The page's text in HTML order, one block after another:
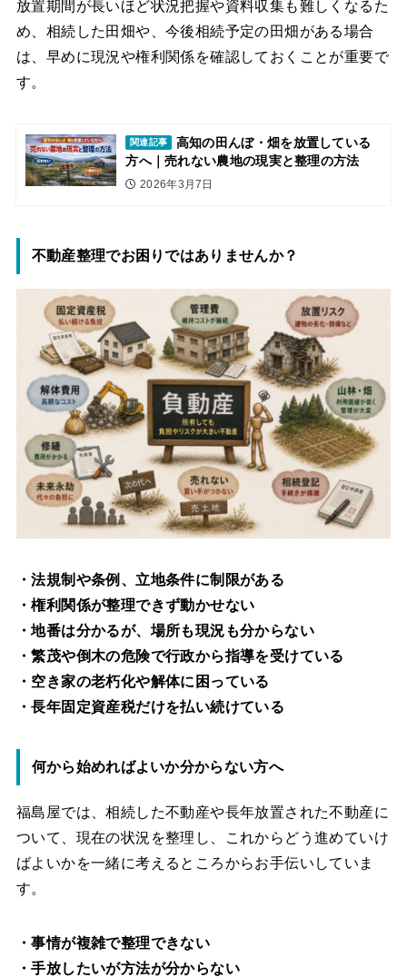
放置期間が長いほど状況把握や資料収集も難しくなるた
め、相続した田畑や、今後相続予定の田畑がある場合
は、早めに現況や権利関係を確認しておくことが重要で
す。
関連記事
高知の田んぼ・畑を放置している
方へ｜売れない農地の現実と整理の方法
2026年3月7日
不動産整理でお困りではありませんか？
・法規制や条例、立地条件に制限がある
・権利関係が整理できず動かせない
・地番は分かるが、場所も現況も分からない
・繁茂や倒木の危険で行政から指導を受けている
・空き家の老朽化や解体に困っている
・長年固定資産税だけを払い続けている
何から始めればよいか分からない方へ
福島屋では、相続した不動産や長年放置された不動産に
ついて、現在の状況を整理し、これからどう進めていけ
ばよいかを一緒に考えるところからお手伝いしていま
す。
・事情が複雑で整理できない
・手放したいが方法が分からない